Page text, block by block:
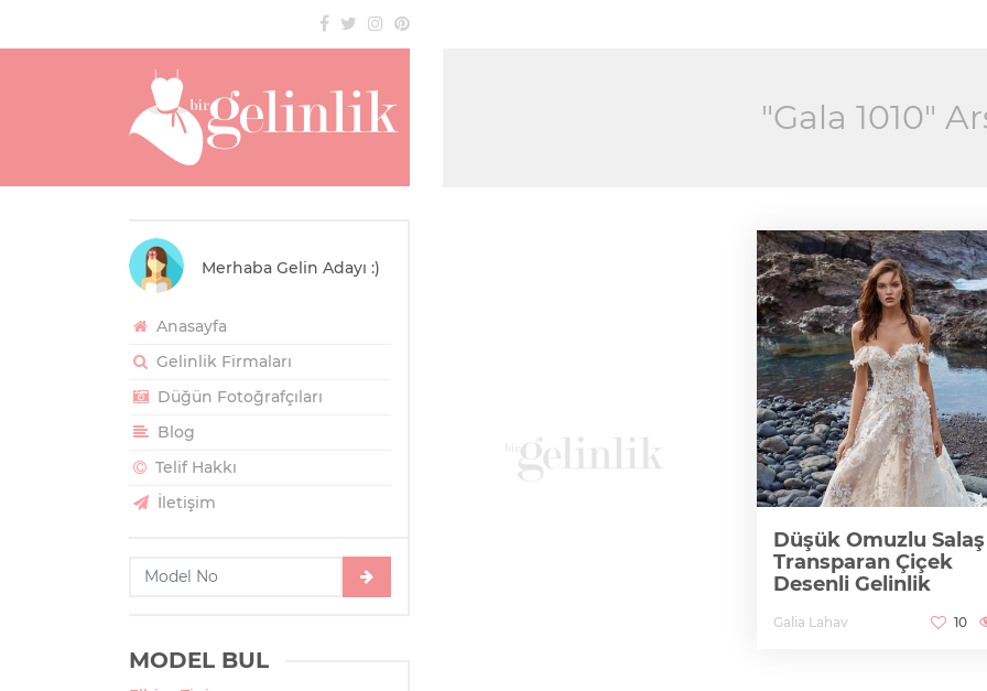
Merhaba Gelin Adayı :)
Anasayfa
Gelinlik Firmaları
Düğün Fotoğrafçıları
Blog
Telif Hakkı
İletişim
MODEL BUL
"Gala 1010"
Düşük Omuzlu Salaş
Transparan Çiçek
Desenli Gelinlik
Galia Lahav 10